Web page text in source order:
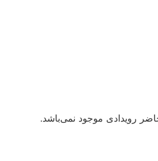
رویدادی موجود نمی‌باشد.